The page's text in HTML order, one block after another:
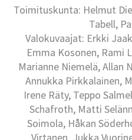
Toimituskunta: Helmut
Tabell,
Valokuvaajat: Erkki
Emma Kosonen, Rami
Marianne Niemelä, Allan
Annukka Pirkkalainen,
Irene Räty, Teppo
Schafroth, Matti
Soimola, Håkan